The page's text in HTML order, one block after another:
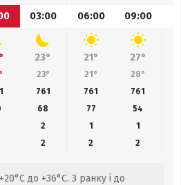
03:00 06:00 09:00
23° 21° 27°
23° 21° 28°
761 761 761
68 77 54
2 1
1
2 2 2
до +36°C. З ранку і до